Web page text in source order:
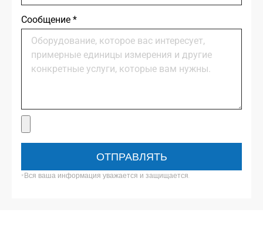
Сообщение *
ОТПРАВЛЯТЬ
*Вся ваша информация уважается и защищается.